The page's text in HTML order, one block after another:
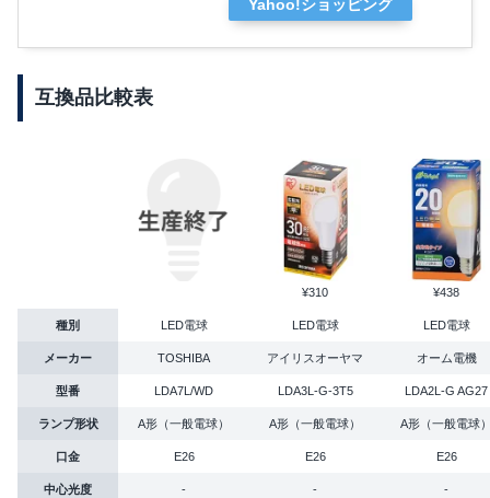
Yahoo!ショッピング
互換品比較表
¥310 ¥438
種別 LED電球 LED電球 LED電球
メーカー TOSHIBA アイリスオーヤマ オーム電機
型番 LDA7L/WD LDA3L-G-3T5 LDA2L-G AG27
ランプ形状 A形（一般電球） A形（一般電球） A形（一般電球
口金 E26 E26 E26
中心光度 - - -